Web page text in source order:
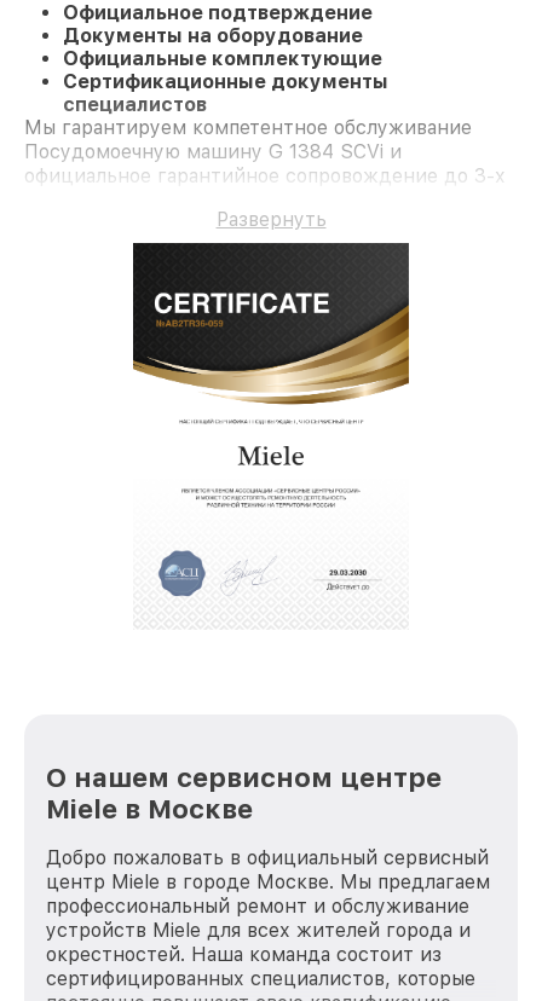
Официальное подтверждение
Документы на оборудование
Официальные комплектующие
Сертификационные документы
специалистов
Мы гарантируем компетентное обслуживание
Посудомоечную машину G 1384 SCVi и
официальное гарантийное сопровождение до 3-х
Развернуть
О нашем сервисном центре
Miele в Москве
Добро пожаловать в официальный сервисный
центр Miele в городе Москве. Мы предлагаем
профессиональный ремонт и обслуживание
устройств Miele для всех жителей города и
окрестностей. Наша команда состоит из
сертифицированных специалистов, которые